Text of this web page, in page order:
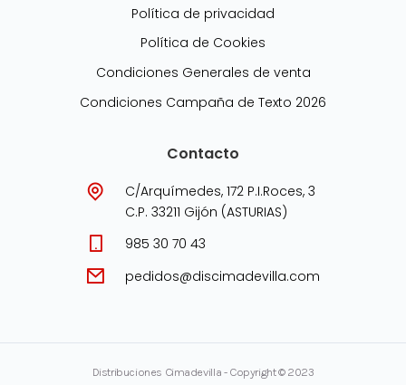
Política de privacidad
Política de Cookies
Condiciones Generales de venta
Condiciones Campaña de Texto 2026
Contacto
C/Arquímedes, 172 P.I.Roces, 3
C.P. 33211 Gijón (ASTURIAS)
985 30 70 43
pedidos@discimadevilla.com
Distribuciones Cimadevilla - Copyright © 2023